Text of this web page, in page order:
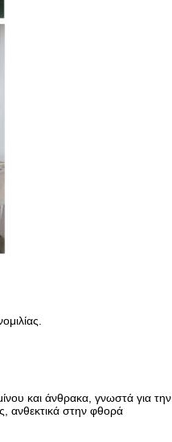
και άνθρακα, γνωστά για την
ανθεκτικά στην φθορά